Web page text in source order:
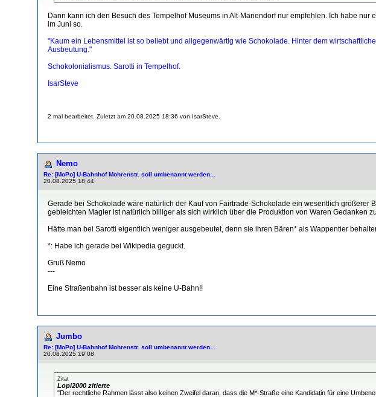
Dann kann ich den Besuch des Tempelhof Museums in Alt-Mariendorf nur empfehlen. Ich habe
im Juni so.
"Kaum ein Lebensmittel ist so beliebt und allgegenwärtig wie Schokolade. Hinter dem
Ausbeutung."
Schokolonialismus. Sarotti in Tempelhof.
IsarSteve
2 mal bearbeitet. Zuletzt am 20.08.2025 18:36 von IsarSteve.
Nemo
Re: [MoPo] U-Bahnhof Mohrenstr. soll umbenannt werden...
20.08.2025 18:44
Gerade bei Schokolade wäre natürlich der Kauf von Fairtrade-Schokolade ein wesentlich
gebleichten Magier ist natürlich billiger als sich wirklich über die Produktion von Waren Gedanken
Hätte man bei Sarotti eigentlich weniger ausgebeutet, denn sie ihren Bären* als Wappentier
*: Habe ich gerade bei Wikipedia geguckt.
Gruß Nemo
---
Eine Straßenbahn ist besser als keine U-Bahn!!
Jumbo
Re: [MoPo] U-Bahnhof Mohrenstr. soll umbenannt werden...
20.08.2025 19:08
Zitat
Lopi2000 zitierte
"Der rechtliche Rahmen lässt also keinen Zweifel daran, dass die M*-Straße eine Kandidatin für eine